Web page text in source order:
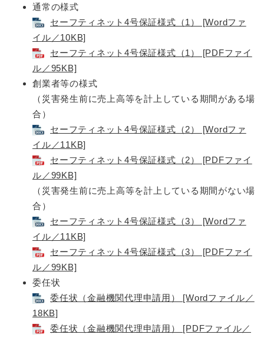
通常の様式
セーフティネット4号保証様式（1） [Wordファ
イル／10KB]
セーフティネット4号保証様式（1） [PDFファイ
ル／95KB]
創業者等の様式
（災害発生前に売上高等を計上している期間がある場
合）
セーフティネット4号保証様式（2） [Wordファ
イル／11KB]
セーフティネット4号保証様式（2） [PDFファイ
ル／99KB]
（災害発生前に売上高等を計上している期間がない場
合）
セーフティネット4号保証様式（3） [Wordファ
イル／11KB]
セーフティネット4号保証様式（3） [PDFファイ
ル／99KB]
委任状
委任状（金融機関代理申請用） [Wordファイル／
18KB]
委任状（金融機関代理申請用） [PDFファイル／